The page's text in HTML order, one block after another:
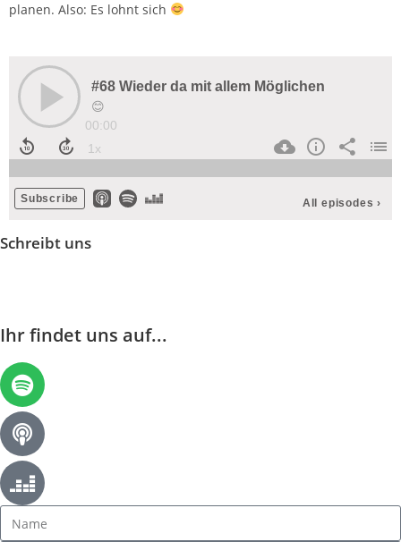
planen. Also: Es lohnt sich
Schreibt uns
Ihr findet uns auf...